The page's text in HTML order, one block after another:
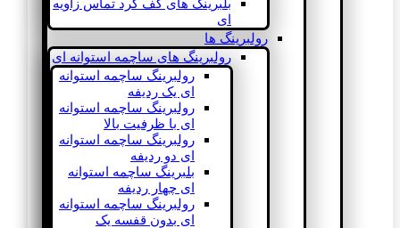
بلبرینگ های کف گرد تماس زاویه
ای
رولبرینگ ها
رولبرینگ های ساچمه استوانه ای
رولبرینگ ساچمه استوانه
ای یک ردیفه
رولبرینگ ساچمه استوانه
ای با ظرفیت بالا
رولبرینگ ساچمه استوانه
ای دو ردیفه
بلبرینگ ساچمه استوانه
ای چهار ردیفه
رولبرینگ ساچمه استوانه
ای بدون قفسه یک